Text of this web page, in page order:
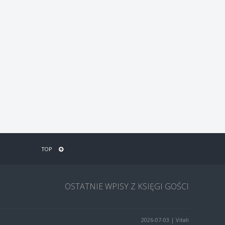
TOP
OSTATNIE WPISY Z KSIĘGI GOŚCI
2026-07-03 | Vitali